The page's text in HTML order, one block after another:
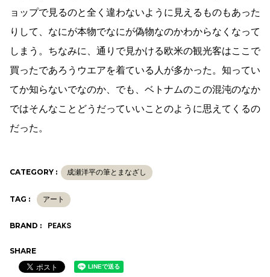
ョップで見るのと全く違わないように見えるものもあった
りして、なにが本物でなにが偽物なのかわからなくなって
しまう。ちなみに、通りで見かける欧米の観光客はここで
買ったであろうウエアを着ている人が多かった。知ってい
てか知らないでなのか、でも、ベトナムのこの混沌のなか
ではそんなことどうだっていいことのように思えてくるの
だった。
CATEGORY : 成瀬洋平の筆とまなざし
TAG : アート
BRAND : PEAKS
SHARE